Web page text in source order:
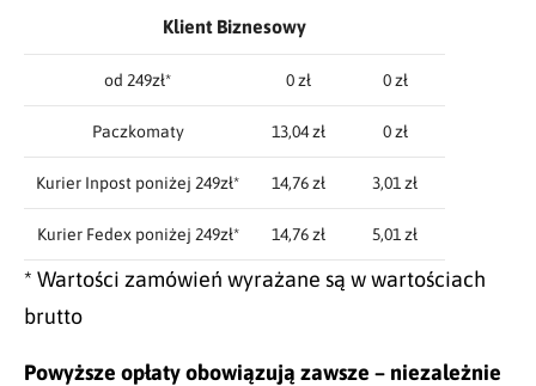
Klient Biznesowy
od 249zł* 0 zł 0 zł
Paczkomaty 13,04 zł 0 zł
Kurier Inpost poniżej 249zł* 14,76 zł 3,01 zł
Kurier Fedex poniżej 249zł* 14,76 zł 5,01 zł
* Wartości zamówień wyrażane są w wartościach
brutto
Powyższe opłaty obowiązują zawsze – niezależnie